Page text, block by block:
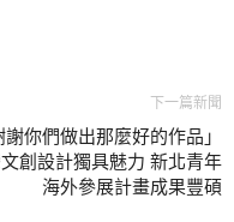
下一篇新聞
謝你們做出那麼好的作品」
創設計獨具魅力 新北青年
海外參展計畫成果豐碩